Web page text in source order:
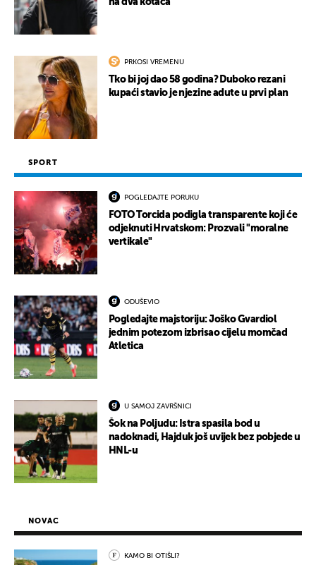
PRKOSI VREMENU
Tko bi joj dao 58 godina? Duboko rezani
kupaći stavio je njezine adute u prvi plan
SPORT
POGLEDAJTE PORUKU
FOTO Torcida podigla transparente koji će
odjeknuti Hrvatskom: Prozvali "moralne
vertikale"
ODUŠEVIO
Pogledajte majstoriju: Joško Gvardiol
jednim potezom izbrisao cijelu momčad
Atletica
U SAMOJ ZAVRŠNICI
Šok na Poljudu: Istra spasila bod u
nadoknadi, Hajduk još uvijek bez pobjede u
HNL-u
NOVAC
KAMO BI OTIŠLI?